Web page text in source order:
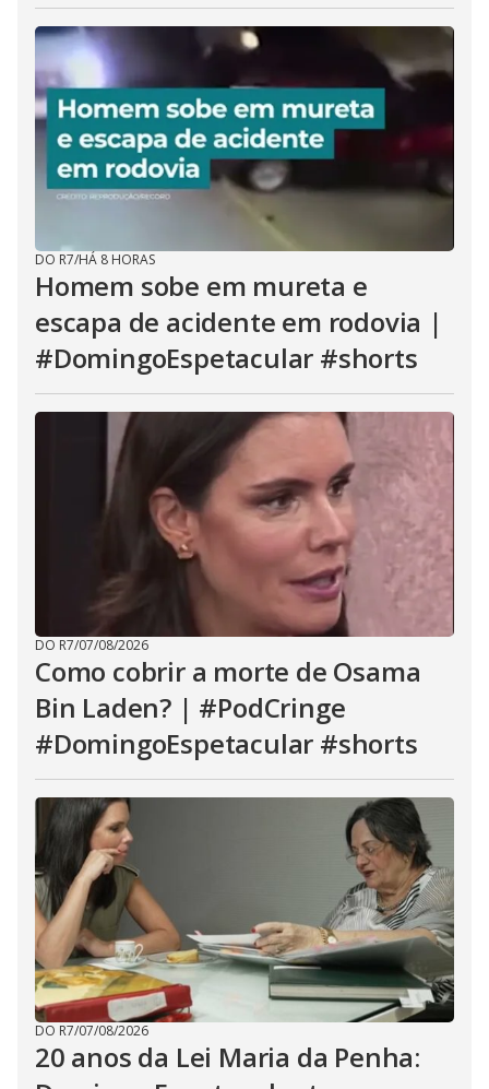
DO R7/HÁ 8 HORAS
Homem sobe em mureta e
escapa de acidente em rodovia |
#DomingoEspetacular #shorts
DO R7/07/08/2026
Como cobrir a morte de Osama
Bin Laden? | #PodCringe
#DomingoEspetacular #shorts
DO R7/07/08/2026
20 anos da Lei Maria da Penha: